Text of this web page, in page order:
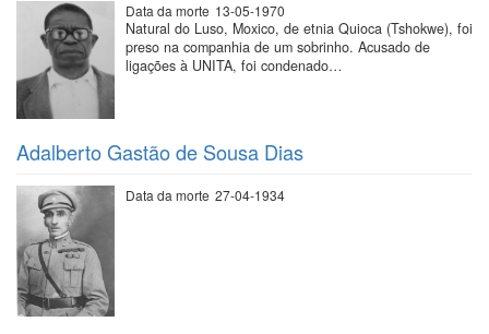
Data da morte 13-05-1970
Natural do Luso, Moxico, de etnia Quioca (Tshokwe), foi
preso na companhia de um sobrinho. Acusado de
ligações à UNITA, foi condenado…
Adalberto Gastão de Sousa Dias
Data da morte 27-04-1934